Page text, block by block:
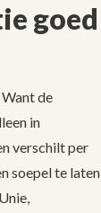
goed
de
in
verschilt per
soepel te laten